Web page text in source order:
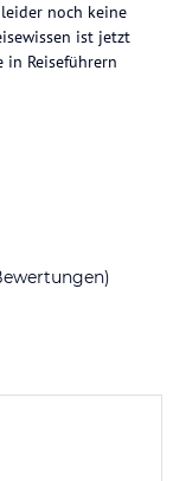
noch keine
ist jetzt
Reiseführern